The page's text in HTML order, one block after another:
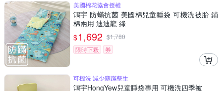
美國棉花協會授權
鴻宇 防蟎抗菌 美國棉兒童睡袋 可機洗被胎 鋪
棉兩用 迪迪龍 綠
$1,692 $1,780
限時下殺
券
可機洗 減少塵蹣孳生
鴻宇HongYew兒童睡袋專用 可機洗四季被